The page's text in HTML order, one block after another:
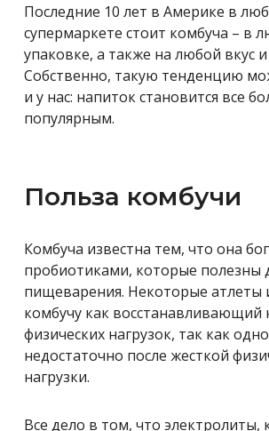
Последние 10 лет в Америке в
супермаркете стоит комбуча – в
упаковке, а также на любой вкус
Собственно, такую тенденцию
и у нас: напиток становится все
популярным.
Польза комбучи
Комбуча известна тем, что она
пробиотиками, которые полезны
пищеварения. Некоторые атлеты
комбучу как восстанавливающий
физических нагрузок, так как
недостаточно после жесткой
нагрузки.
Все дело в том, что